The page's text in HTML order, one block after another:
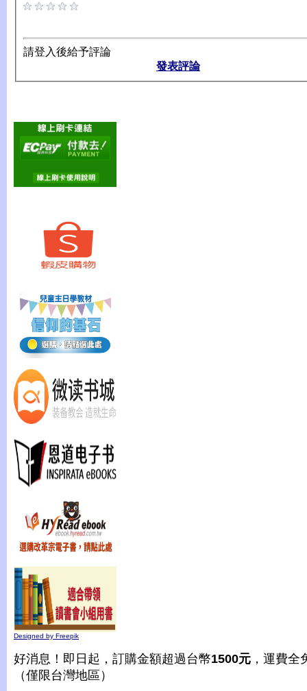
請登入後給予評論
發表評論
Designed by Freepik
好消息！即日起，訂購金額超過台幣1500元 ，運費全
（僅限台灣地區）